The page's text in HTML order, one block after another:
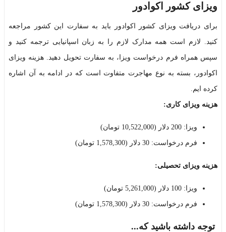
ویزای کشور اکوادور
برای دریافت ویزای کشور اکوادور باید به سفارت این کشور مراجعه
کنید. لازم است همه مدارک لازم را به زبان اسپانیایی ترجمه کنید و
سپس همراه فرم درخواست ویزا، به سفارت تحویل دهید. هزینه ویزای
اکوادور، بسته به نوع مهاجرت متفاوت است که در ادامه به آن اشاره
کرده ایم.
هزینه ویزای کاری:
ویزا: 200 دلار (10,522,000 تومان)
فرم درخواست: 30 دلار (1,578,300 تومان)
هزینه ویزای تحصیلی:
ویزا: 100 دلار (5,261,000 تومان)
فرم درخواست: 30 دلار (1,578,300 تومان)
توجه داشته باشید که...